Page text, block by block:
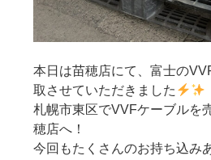
本日は苗穂店にて、富士の
取させていただきました
札幌市東区でVVFケーブルを
穂店へ！
今回もたくさんのお持ち込み